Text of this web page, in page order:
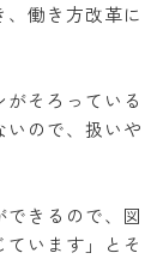
働き方改革に
そろっている
いので、扱いや
きるので、図
います」とそ